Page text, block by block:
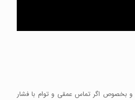
بخصوص اگر تماس عمقی و توام با فشار